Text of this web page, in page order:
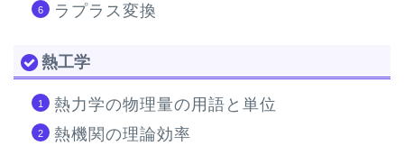
ラプラス変換
熱工学
熱力学の物理量の用語と単位
熱機関の理論効率